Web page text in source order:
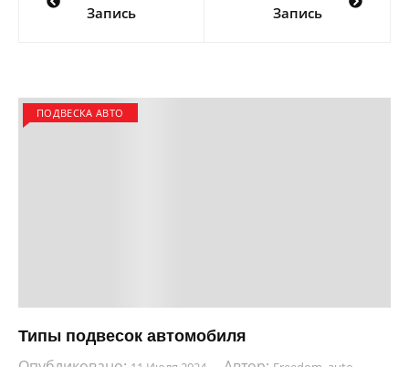
Запись
Запись
ПОДВЕСКА АВТО
Типы подвесок автомобиля